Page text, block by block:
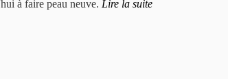
à faire peau neuve. Lire la suite